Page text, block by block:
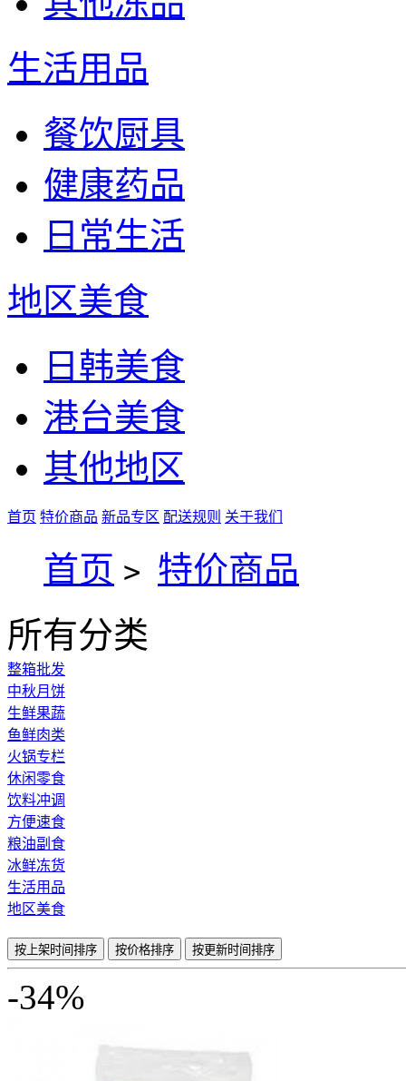
生活用品
餐饮厨具
健康药品
日常生活
地区美食
日韩美食
港台美食
其他地区
首页 特价商品 新品专区 配送规则 关于我们
首页 > 特价商品
所有分类
整箱批发
中秋月饼
生鲜果蔬
鱼鲜肉类
火锅专栏
休闲零食
饮料冲调
方便速食
粮油副食
冰鲜冻货
生活用品
地区美食
按上架时间排序 按价格排序 按更新时间排序
-34%